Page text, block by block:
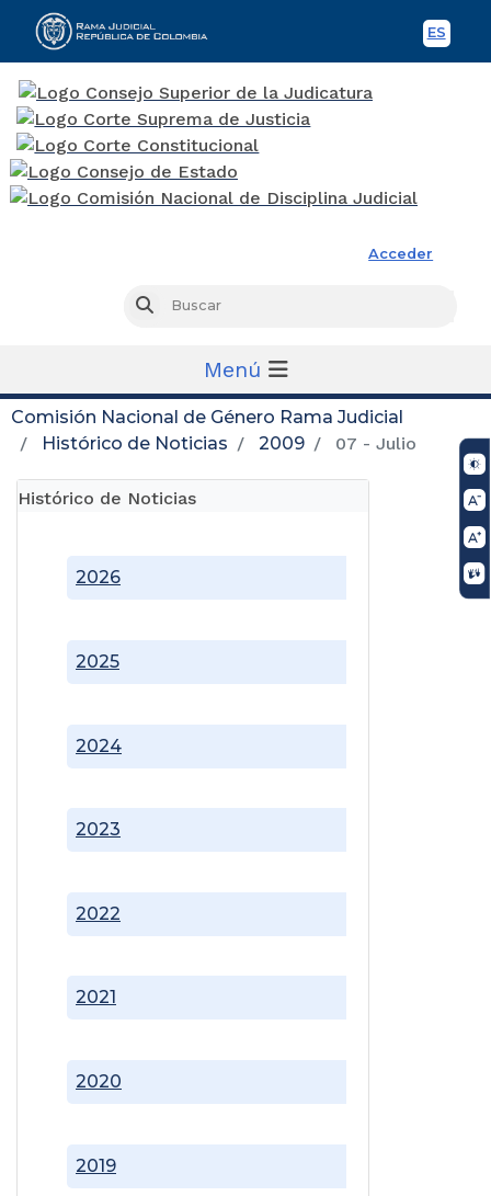
ES
Acceder
Buscar
Menú
Comisión Nacional de Género Rama Judicial
Histórico de Noticias
2009 07 - Julio
Histórico de Noticias
2019
2020
2021
2022
2023
2024
2025
2026